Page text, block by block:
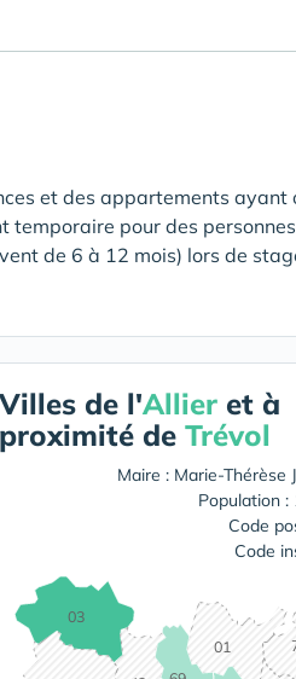
et des appartements ayant
temporaire pour des
de 6 à 12 mois) lors de
Villes de l'Allier et à
proximité de Trévol
Maire : Marie-Thérèse
Population :
Code
Code
01
03